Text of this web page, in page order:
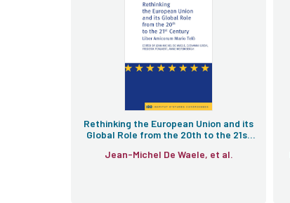
Rethinking the European Union and its
Global Role from the 20th to the 21st
Jean-Michel De Waele, et al.